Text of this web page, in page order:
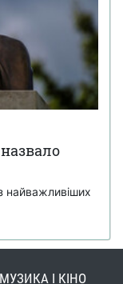
найважливіших
МУЗИКА І КІНО